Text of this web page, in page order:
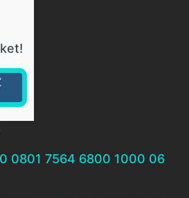
0801 7564 6800 1000 06